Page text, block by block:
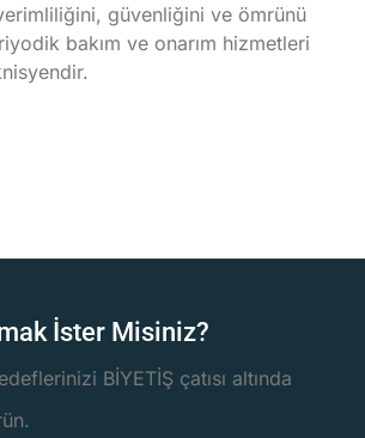
güvenliğini ve ömrünü
bakım ve onarım hizmetleri
İster Misiniz?
BİYETİŞ çatısı altında